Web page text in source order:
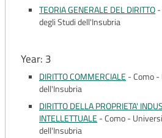
TEORIA GENERALE DEL DIRITTO-
degli Studi dell'Insubria
Year: 3
DIRITTO COMMERCIALE -Como
dell'Insubria
DIRITTO DELLA PROPRIETA'
INTELLETTUALE -Como -
dell'Insubria